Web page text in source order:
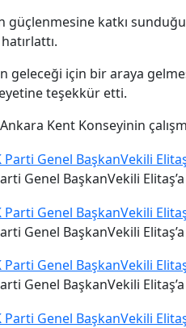
güçlenmesine katkı
geleceği için bir araya
teşekkür etti.
Ankara Kent Konseyinin
Genel BaşkanVekili
Genel BaşkanVekili
Genel BaşkanVekili